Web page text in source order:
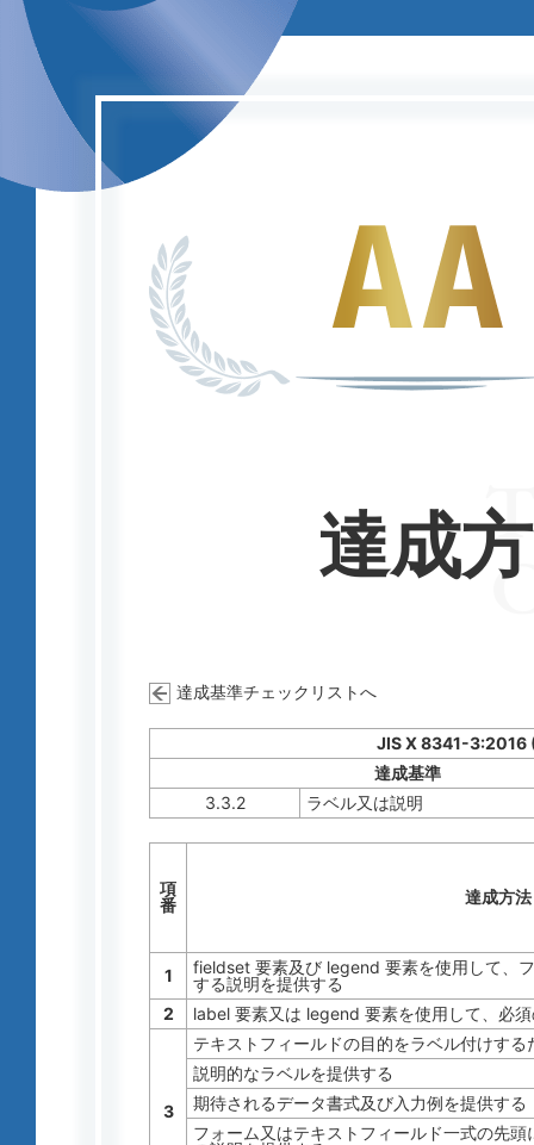
達成
達成基準チェックリストへ
JIS X 8341-
達成基準
3.3.2
ラベル又は説明
項
番
達成方法
1
fieldset 要素及び legend 要素を使用して、
する説明を提供する
2
label 要素又は legend 要素を使用して、必
3
テキストフィールドの目的をラベル付けす
説明的なラベルを提供する
期待されるデータ書式及び入力例を提供する
フォーム又はテキストフィールド一式の先